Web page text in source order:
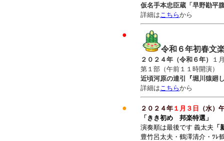
仮名手本忠臣蔵「早野勘平
詳細はこちらから
●
令和６年初春文
２０２４年（令和６年）
１
第１部（午前１１時開演）
近頃河原の達引『堀川猿廻
詳細はこちらから
● ２０２４年 １月３日
（水）
「きき初め 邦楽特選」
演奏順は最後です 義太夫
豊竹呂太夫・鶴澤清介・ﾂ